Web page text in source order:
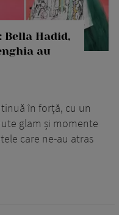
Bella Hadid,
au
în forță, cu un
glam și momente
care ne-au atras